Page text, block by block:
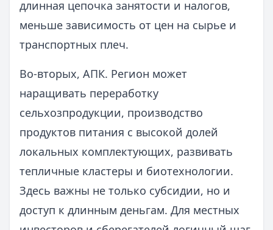
длинная цепочка занятости и налогов,
меньше зависимость от цен на сырье и
транспортных плеч.
Во‑вторых, АПК. Регион может
наращивать переработку
сельхозпродукции, производство
продуктов питания с высокой долей
локальных комплектующих, развивать
тепличные кластеры и биотехнологии.
Здесь важны не только субсидии, но и
доступ к длинным деньгам. Для местных